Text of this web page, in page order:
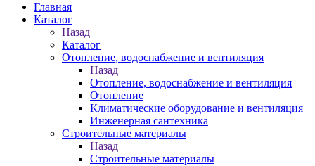
Главная
Каталог
Назад
Каталог
Отопление, водоснабжение и вентиляция
Назад
Отопление, водоснабжение и вентиляция
Отопление
Климатические оборудование и вентиляция
Инженерная сантехника
Строительные материалы
Назад
Строительные материалы